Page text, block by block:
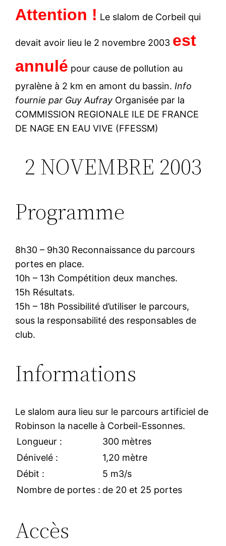
Attention ! Le slalom de Corbeil qui
devait avoir lieu le 2 novembre 2003 est
annulé pour cause de pollution au
pyralène à 2 km en amont du bassin. Info
fournie par Guy Aufray Organisée par la
COMMISSION REGIONALE ILE DE FRANCE
DE NAGE EN EAU VIVE (FFESSM)
2 NOVEMBRE 2003
Programme
8h30 – 9h30 Reconnaissance du parcours
portes en place.
10h – 13h Compétition deux manches.
15h Résultats.
15h – 18h Possibilité d’utiliser le parcours,
sous la responsabilité des responsables de
club.
Informations
Le slalom aura lieu sur le parcours artificiel de
Robinson la nacelle à Corbeil-Essonnes.
Longueur :
300 mètres
Dénivelé :
1,20 mètre
Débit :
5 m3/s
Nombre de portes : de 20 et 25 portes
Accès